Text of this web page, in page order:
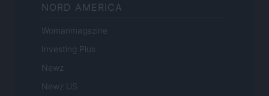
NORD AMERICA
Womanmagazine
Investing Plus
Newz
Newz US